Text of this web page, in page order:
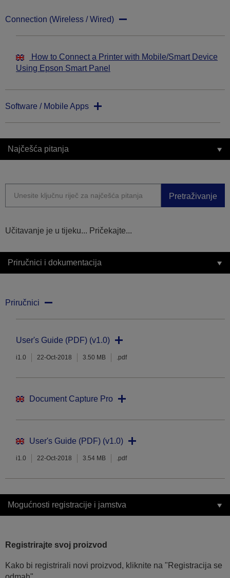
Connection (Wireless / Wired)
How to Connect a Printer with Mobile/Smart Device
Using Epson Smart Panel
Software / Mobile Apps
Najčešća pitanja
Pretraživanje
Učitavanje je u tijeku... Pričekajte...
Priručnici i dokumentacija
Priručnici
User's Guide (PDF) (v1.0)
i1.0 22-Oct-2018 3.50 MB .pdf
Document Capture Pro
User's Guide (PDF) (v1.0)
i1.0 22-Oct-2018 3.54 MB .pdf
Mogućnosti registracije i jamstva
Registrirajte svoj proizvod
Kako bi registrirali novi proizvod, kliknite na "Registracija se